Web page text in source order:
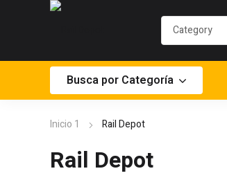
Busca por Categoría
Inicio 1 Rail Depot
Rail Depot